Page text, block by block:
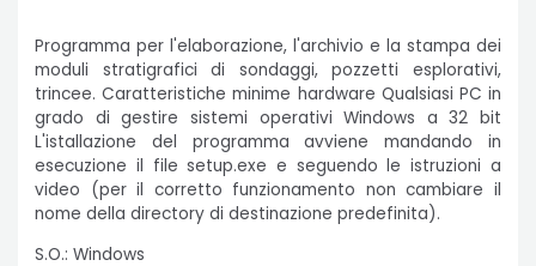
Programma per l'elaborazione, l'archivio e la stampa dei
moduli stratigrafici di sondaggi, pozzetti esplorativi,
trincee. Caratteristiche minime hardware Qualsiasi PC in
grado di gestire sistemi operativi Windows a 32 bit
L'istallazione del programma avviene mandando in
esecuzione il file setup.exe e seguendo le istruzioni a
video (per il corretto funzionamento non cambiare il
nome della directory di destinazione predefinita).
S.O.: Windows